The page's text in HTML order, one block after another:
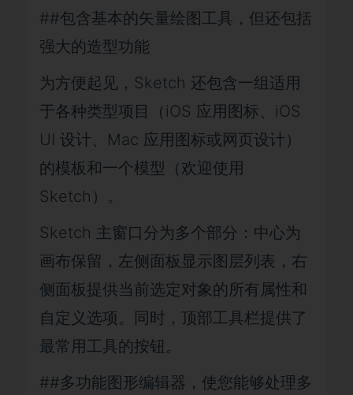
##包含基本的矢量绘图工具，但还包括
强大的造型功能
为方便起见，Sketch 还包含一组适用
于各种类型项目（iOS 应用图标、iOS
UI 设计、Mac 应用图标或网页设计）
的模板和一个模型（欢迎使用
Sketch）。
Sketch 主窗口分为多个部分：中心为
画布保留，左侧面板显示图层列表，右
侧面板提供当前选定对象的所有属性和
自定义选项。同时，顶部工具栏提供了
最常用工具的按钮。
##多功能图形编辑器，使您能够处理多